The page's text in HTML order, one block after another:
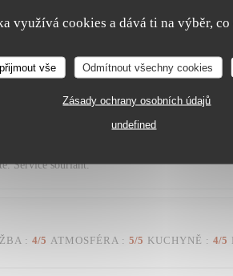
využívá cookies a dává ti na výběr,
vše Odmítnout všechny cookies
Zásady ochrany osobních údajů
undefined
ATMOSFÉRA: 2/5 KUCHYNĚ:
Service souriant.
: 4/5 ATMOSFÉRA : 5/5 KUCHYNĚ : 4/5
Trattoria Quattro